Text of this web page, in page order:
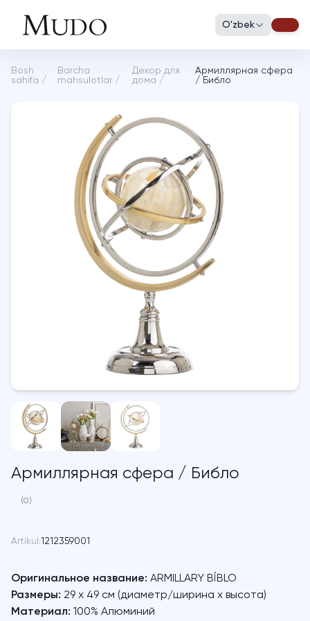
O'zbek
Bosh
sahifa /
Barcha
mahsulotlar /
Декор для
дома /
Армиллярная сфера
/ Библо
Армиллярная сфера / Библо
(0)
Artikul:1212359001
Оригинальное название: ARMILLARY BİBLO
Размеры: 29 x 49 см (диаметр/ширина х высота)
Материал: 100% Алюминий